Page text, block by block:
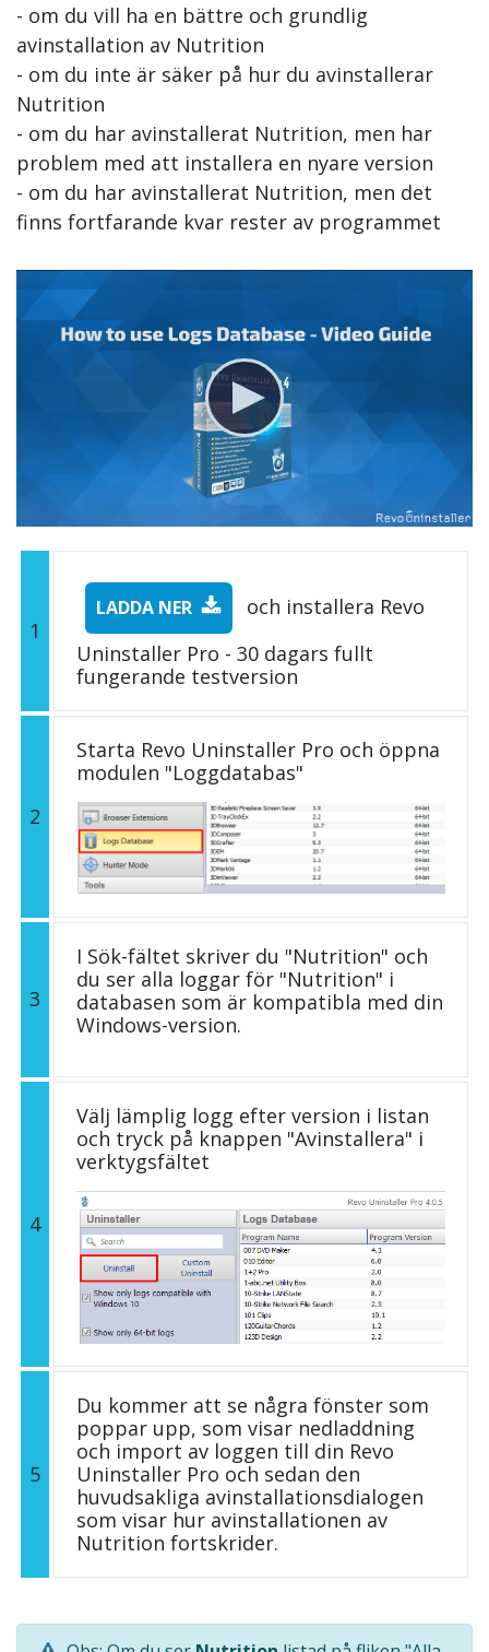
- om du vill ha en bättre och grundlig
avinstallation av Nutrition
- om du inte är säker på hur du avinstallerar
Nutrition
- om du har avinstallerat Nutrition, men har
problem med att installera en nyare version
- om du har avinstallerat Nutrition, men det
finns fortfarande kvar rester av programmet
1
LADDA NER
och installera Revo
Uninstaller Pro - 30 dagars fullt
fungerande testversion
2
Starta Revo Uninstaller Pro och öppna
modulen "Loggdatabas"
3
I Sök-fältet skriver du "Nutrition" och
du ser alla loggar för "Nutrition" i
databasen som är kompatibla med din
Windows-version.
4
Välj lämplig logg efter version i listan
och tryck på knappen "Avinstallera" i
verktygsfältet
5
Du kommer att se några fönster som
poppar upp, som visar nedladdning
och import av loggen till din Revo
Uninstaller Pro och sedan den
huvudsakliga avinstallationsdialogen
som visar hur avinstallationen av
Nutrition fortskrider.